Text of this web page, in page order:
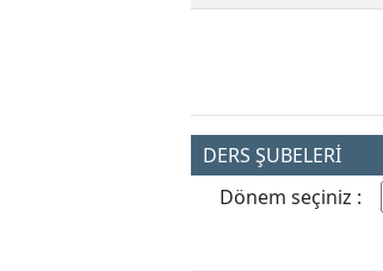
DERS ŞUBELERİ
Dönem seçiniz :